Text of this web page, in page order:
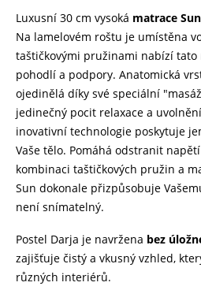
Luxusní 30 cm vysoká matrace Sun
Na lamelovém roštu je umístěna
taštičkovými pružinami nabízí tato
pohodlí a podpory. Anatomická
ojedinělá díky své speciální
jedinečný pocit relaxace a
inovativní technologie poskytuje
Vaše tělo. Pomáhá odstranit
kombinaci taštičkových pružin a
Sun dokonale přizpůsobuje
není snímatelný.
Postel Darja je navržena bez
zajišťuje čistý a vkusný vzhled,
různých interiérů.